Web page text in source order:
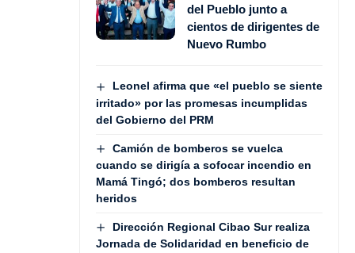
del Pueblo junto a
cientos de dirigentes de
Nuevo Rumbo
Leonel afirma que «el pueblo se siente
irritado» por las promesas incumplidas
del Gobierno del PRM
Camión de bomberos se vuelca
cuando se dirigía a sofocar incendio en
Mamá Tingó; dos bomberos resultan
heridos
Dirección Regional Cibao Sur realiza
Jornada de Solidaridad en beneficio de